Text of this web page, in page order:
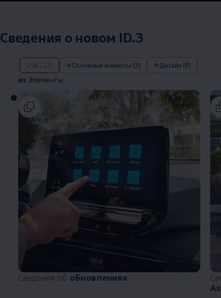
Сведения о новом ID.3
All (22) Основные моменты (3) Дизайн (8)
из Элементы
из Элементы
Сведения об обновлениях